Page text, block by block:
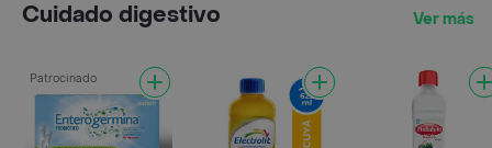
Cuidado digestivo Ver más
Patrocinado